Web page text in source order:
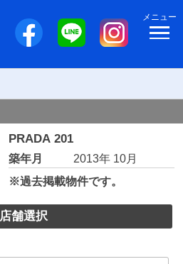
メニュー
PRADA 201
築年月
2013年 10月
※過去掲載物件です。
店舗選択